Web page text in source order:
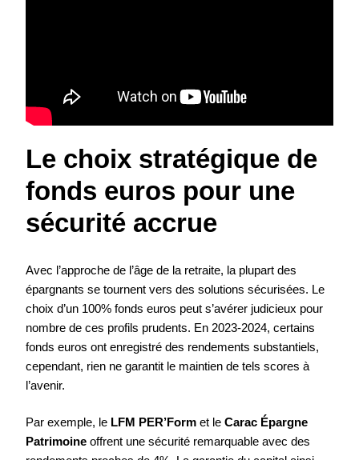
Le choix stratégique de
fonds euros pour une
sécurité accrue
Avec l’approche de l’âge de la retraite, la plupart des
épargnants se tournent vers des solutions sécurisées. Le
choix d’un 100% fonds euros peut s’avérer judicieux pour
nombre de ces profils prudents. En 2023-2024, certains
fonds euros ont enregistré des rendements substantiels,
cependant, rien ne garantit le maintien de tels scores à
l’avenir.
Par exemple, le LFM PER’Form et le Carac Épargne
Patrimoine offrent une sécurité remarquable avec des